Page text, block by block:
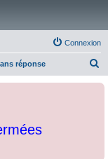
Connexion
réponse